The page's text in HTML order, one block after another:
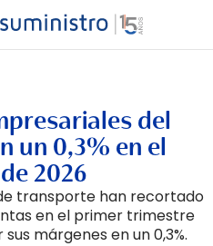
del
un 0,3% en el
2026
transporte han recortado
en el primer trimestre
márgenes en un 0,3%.